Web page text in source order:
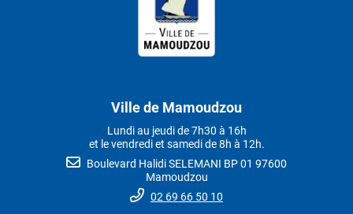
Ville de Mamoudzou
Lundi au jeudi de 7h30 à 16h
et le vendredi et samedi de 8h à 12h.
Boulevard Halidi SELEMANI BP 01 97600
Mamoudzou
02 69 66 50 10